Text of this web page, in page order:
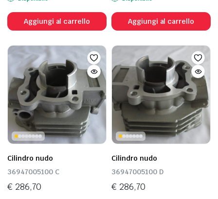
Aggiungi al carrello Aggiungi al carrello
Cilindro nudo
36947005100 C
€ 286,70
Cilindro nudo
36947005100 D
€ 286,70